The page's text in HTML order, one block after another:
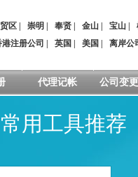
区 崇明 奉贤 金山 宝山
港注册公司 英国 美国 离岸公
代理记帐 公司变
用工具推荐